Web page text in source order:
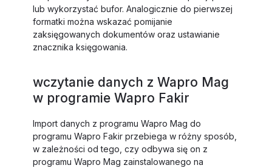
lub wykorzystać bufor. Analogicznie do pierwszej
formatki można wskazać pomijanie
zaksięgowanych dokumentów oraz ustawianie
znacznika księgowania.
wczytanie danych z Wapro Mag
w programie Wapro Fakir
Import danych z programu Wapro Mag do
programu Wapro Fakir przebiega w różny sposób,
w zależności od tego, czy odbywa się on z
programu Wapro Mag zainstalowanego na